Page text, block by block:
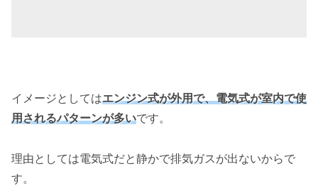
イメージとしてはエンジン式が外用で、電気式が室内で使
用されるパターンが多いです。
理由としては電気式だと静かで排気ガスが出ないからで
す。